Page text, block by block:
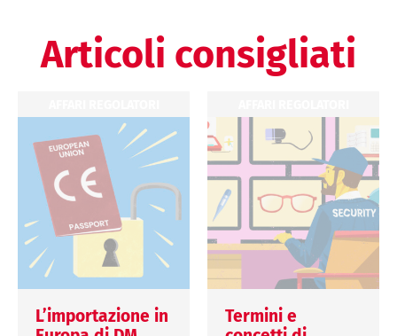
Articoli consigliati
L’importazione in
Termini e